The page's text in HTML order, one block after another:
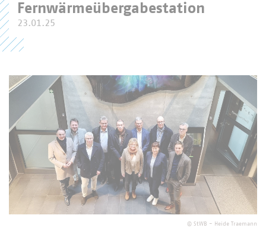
Fernwärmeübergabestation
23.01.25
© StWB - Heide Traemann